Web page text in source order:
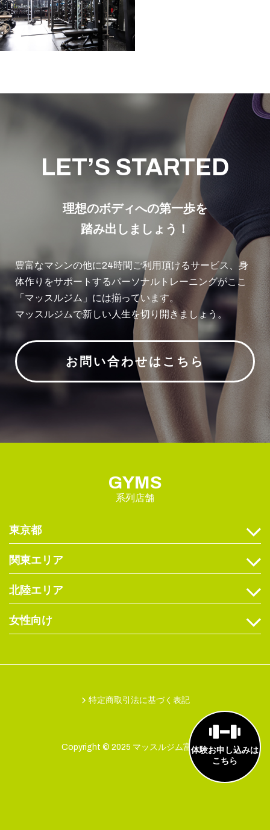
LET’S STARTED
理想のボディへの第一歩を
踏み出しましょう！
豊富なマシンの他に24時間ご利用頂けるサービス、身
体作りをサポートするパーソナルトレーニングがここ
「マッスルジム」には揃っています。
マッスルジムで新しい人生を切り開きましょう。
お問い合わせはこちら
GYMS
系列店舗
東京都
関東エリア
北陸エリア
女性向け
特定商取引法に基づく表記
Copyright © 2025 マッスルジム富山店体験お申し込みは
こちら